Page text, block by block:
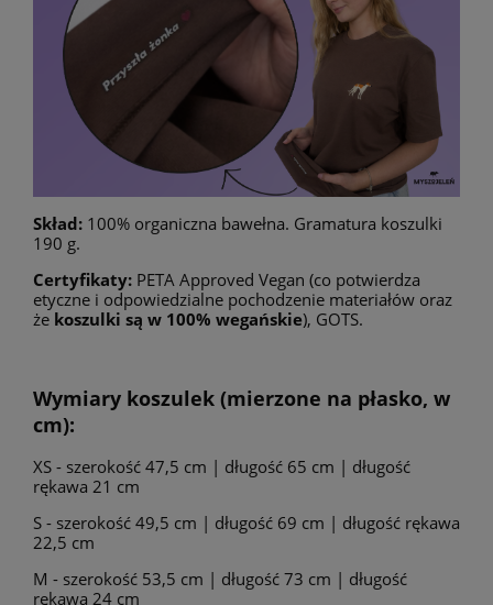
Skład: 100% organiczna bawełna. Gramatura koszulki
190 g.
Certyfikaty: PETA Approved Vegan (co potwierdza
etyczne i odpowiedzialne pochodzenie materiałów oraz
że koszulki są w 100% wegańskie), GOTS.
Wymiary koszulek (mierzone na płasko, w
cm):
XS - szerokość 47,5 cm | długość 65 cm | długość
rękawa 21 cm
S - szerokość 49,5 cm | długość 69 cm | długość rękawa
22,5 cm
M - szerokość 53,5 cm | długość 73 cm | długość
rękawa 24 cm